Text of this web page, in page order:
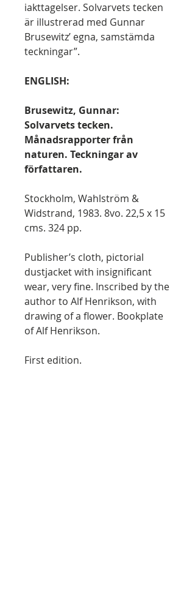
iakttagelser. Solvarvets tecken
är illustrerad med Gunnar
Brusewitz’ egna, samstämda
teckningar”.
ENGLISH:
Brusewitz, Gunnar:
Solvarvets tecken.
Månadsrapporter från
naturen. Teckningar av
författaren.
Stockholm, Wahlström &
Widstrand, 1983. 8vo. 22,5 x 15
cms. 324 pp.
Publisher’s cloth, pictorial
dustjacket with insignificant
wear, very fine. Inscribed by the
author to Alf Henrikson, with
drawing of a flower. Bookplate
of Alf Henrikson.
First edition.